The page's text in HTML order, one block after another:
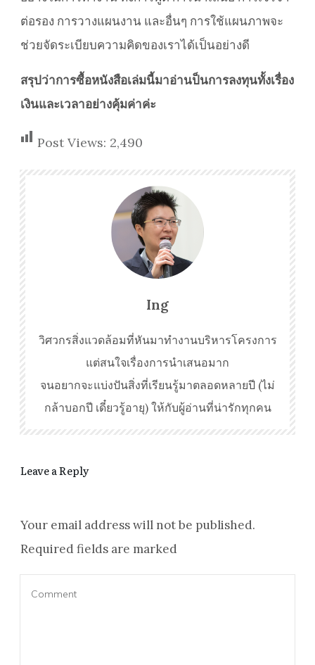
ต่อรอง การวางแผนงาน และอื่นๆ การใช้แผนภาพจะ
ช่วยจัดระเบียบความคิดของเราได้เป็นอย่างดี
สรุปว่าการซื้อหนังสือเล่มนี้มาอ่านป็นการลงทุนทั้งเรื่อง
เงินและเวลาอย่างคุ้มค่าค่ะ
Post Views: 2,490
Ing
วิศวกรสิ่งแวดล้อมที่หันมาทำงานบริหารโครงการ
แต่สนใจเรื่องการนำเสนอมาก
จนอยากจะแบ่งปันสิ่งที่เรียนรู้มาตลอดหลายปี (ไม่
กล้าบอกปี เดี๋ยวรู้อายุ) ให้กับผู้อ่านที่น่ารักทุกคน
Leave a Reply
Your email address will not be published.
Required fields are marked